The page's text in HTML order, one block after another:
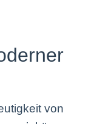
von